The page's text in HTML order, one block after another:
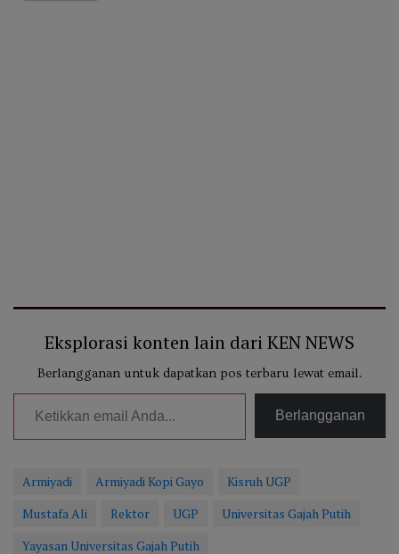
Eksplorasi konten lain dari KEN NEWS
Berlangganan untuk dapatkan pos terbaru lewat email.
Ketikkan email Anda...
Berlangganan
Armiyadi Armiyadi Kopi Gayo
Kisruh UGP
Mustafa Ali
Rektor UGP
Universitas Gajah Putih
Yayasan Universitas Gajah Putih